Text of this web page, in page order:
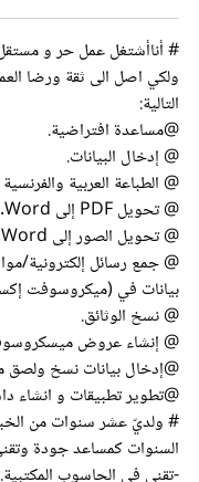
# أناأشتغل عمل حر و
ولكي اصل الى ثقة ورضا
التالية:
@مساعدة افتراضية.
@ إدخال البيانات.
@ الطباعة العربية والفرنسية
@ تحويل PDF إلى Word.
@ تحويل الصور إلى Word.
@ جمع رسائل إلكترونية/
بيانات في (ميكروسوفت
@ نسخ الوثائق.
@ إنشاء عروض
@إدخال بيانات نسخ ولصق
@تطوير تطبيقات و انشاء
# ولديّ عشر سنوات من
السنوات كمساعد جودة
-تقني في الحاسوب المكتبية.